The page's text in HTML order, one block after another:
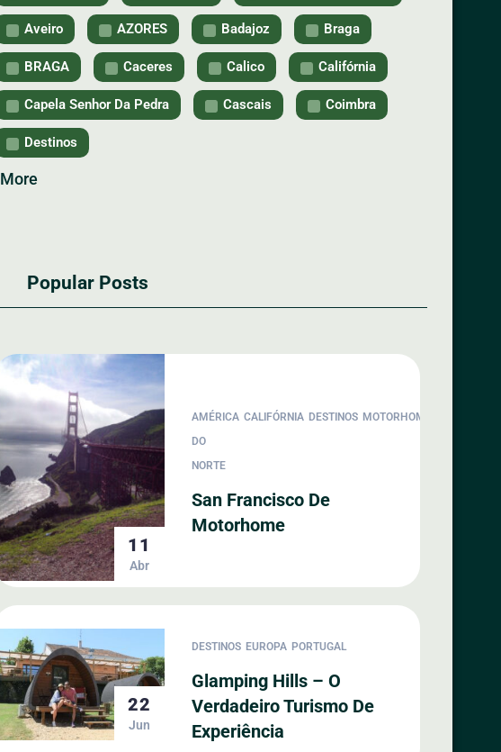
Aveiro AZORES Badajoz Braga
BRAGA Caceres Calico Califórnia
Capela Senhor Da Pedra Cascais Coimbra
Destinos
More
Popular Posts
11
Abr
AMÉRICA
DO
NORTE
CALIFÓRNIA DESTINOS MOTORHOME
San Francisco De
Motorhome
22
Jun
DESTINOS EUROPA PORTUGAL
Glamping Hills – O
Verdadeiro Turismo De
Experiência